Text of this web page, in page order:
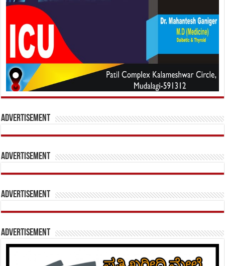
Advertisement
Advertisement
Advertisement
Advertisement